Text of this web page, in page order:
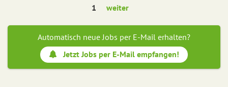
1 weiter
Automatisch neue Jobs per E-Mail erhalten?
Jetzt Jobs per E-Mail empfangen!